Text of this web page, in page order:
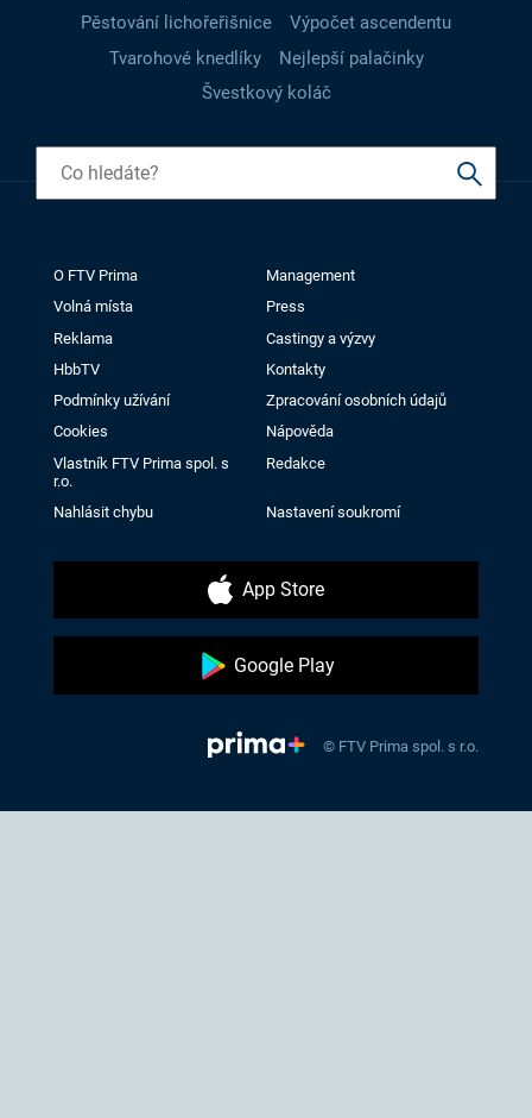
Pěstování lichořeřišnice
Výpočet ascendentu
Tvarohové knedlíky
Nejlepší palačinky
Švestkový koláč
O FTV Prima
Management
Volná místa
Press
Reklama
Castingy a výzvy
HbbTV
Kontakty
Podmínky užívání
Zpracování osobních údajů
Cookies
Nápověda
Vlastník FTV Prima spol. s
r.o.
Redakce
Nahlásit chybu Nastavení soukromí
App Store
Google Play
© FTV Prima spol. s r.o.